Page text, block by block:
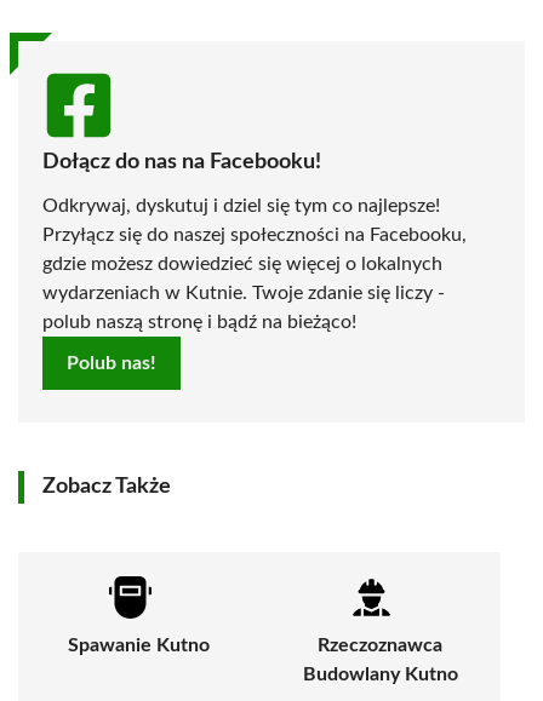
Dołącz do nas na Facebooku!
Odkrywaj, dyskutuj i dziel się tym co najlepsze!
Przyłącz się do naszej społeczności na Facebooku,
gdzie możesz dowiedzieć się więcej o lokalnych
wydarzeniach w Kutnie. Twoje zdanie się liczy -
polub naszą stronę i bądź na bieżąco!
Polub nas!
Zobacz Także
Spawanie Kutno
Rzeczoznawca
Budowlany Kutno